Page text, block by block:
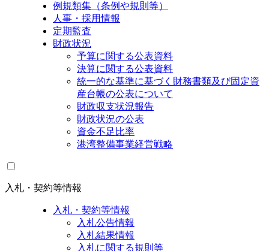
例規類集（条例や規則等）
人事・採用情報
定期監査
財政状況
予算に関する公表資料
決算に関する公表資料
統一的な基準に基づく財務書類及び固定資
産台帳の公表について
財政収支状況報告
財政状況の公表
資金不足比率
港湾整備事業経営戦略
入札・契約等情報
入札・契約等情報
入札公告情報
入札結果情報
入札に関する規則等